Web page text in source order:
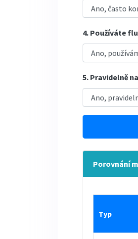
4. Používáte
5. Pravidelně
Porovnání
Typ